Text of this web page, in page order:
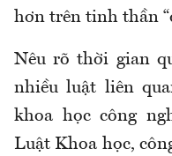
hơn trên tinh thần
Nêu rõ thời gian
nhiều luật liên
khoa học công
Luật Khoa học,